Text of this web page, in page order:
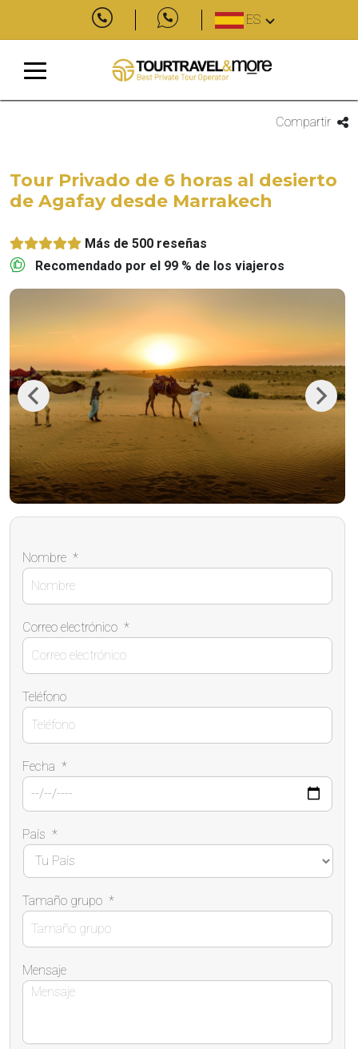
ES
Compartir
Tour Privado de 6 horas al desierto
de Agafay desde Marrakech
Más de 500 reseñas
Recomendado por el 99 % de los viajeros
Previous Next
Nombre *
Correo electrónico *
Teléfono
Fecha *
País *
Tamaño grupo *
Mensaje